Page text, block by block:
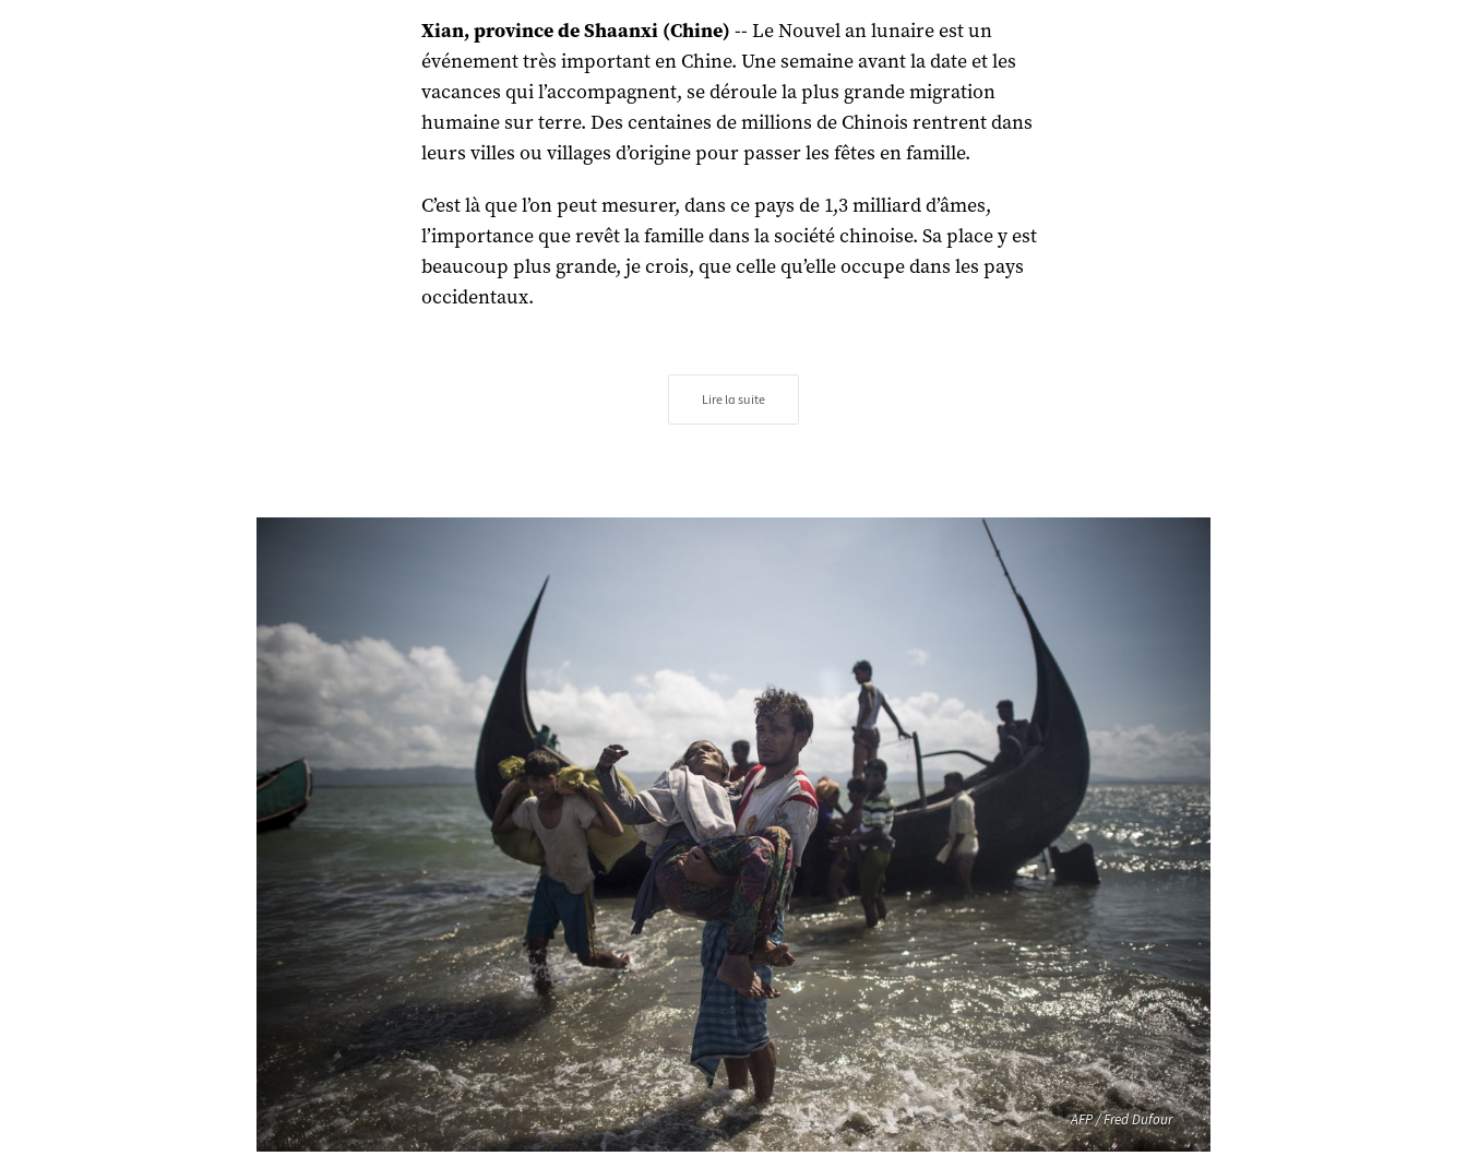
Xian, province de Shaanxi (Chine) -- Le Nouvel an lunaire est un
événement très important en Chine. Une semaine avant la date et les
vacances qui l’accompagnent, se déroule la plus grande migration
humaine sur terre. Des centaines de millions de Chinois rentrent dans
leurs villes ou villages d’origine pour passer les fêtes en famille.
C’est là que l’on peut mesurer, dans ce pays de 1,3 milliard d’âmes,
l’importance que revêt la famille dans la société chinoise. Sa place y est
beaucoup plus grande, je crois, que celle qu’elle occupe dans les pays
occidentaux.
Lire la suite
AFP / Fred Dufour